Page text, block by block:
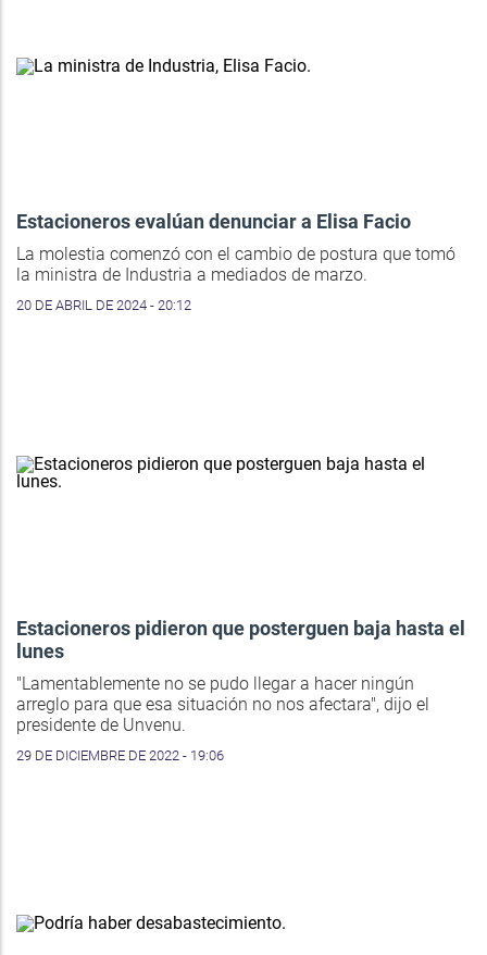
Estacioneros evalúan denunciar a Elisa Facio
La molestia comenzó con el cambio de postura que tomó
la ministra de Industria a mediados de marzo.
20 DE ABRIL DE 2024 - 20:12
Estacioneros pidieron que posterguen baja hasta el
lunes
"Lamentablemente no se pudo llegar a hacer ningún
arreglo para que esa situación no nos afectara", dijo el
presidente de Unvenu.
29 DE DICIEMBRE DE 2022 - 19:06